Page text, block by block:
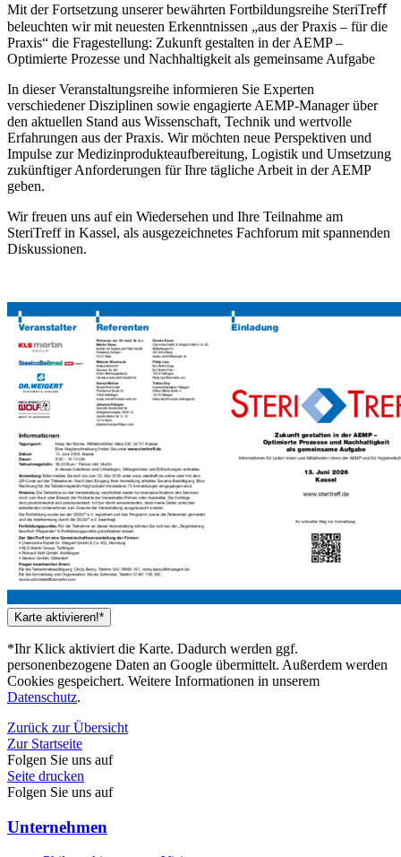
Mit der Fortsetzung unserer bewährten Fortbildungsreihe SteriTreﬀ
beleuchten wir mit neuesten Erkenntnissen „aus der Praxis – für die
Praxis“ die Fragestellung: Zukunft gestalten in der AEMP –
Optimierte Prozesse und Nachhaltigkeit als gemeinsame Aufgabe
In dieser Veranstaltungsreihe informieren Sie Experten
verschiedener Disziplinen sowie engagierte AEMP-Manager über
den aktuellen Stand aus Wissenschaft, Technik und wertvolle
Erfahrungen aus der Praxis. Wir möchten neue Perspektiven und
Impulse zur Medizinprodukteaufbereitung, Logistik und Umsetzung
zukünftiger Anforderungen für Ihre tägliche Arbeit in der AEMP
geben.
Wir freuen uns auf ein Wiedersehen und Ihre Teilnahme am
SteriTreff in Kassel, als ausgezeichnetes Fachforum mit spannenden
Diskussionen.
Karte aktivieren!*
*Ihr Klick aktiviert die Karte. Dadurch werden ggf.
personenbezogene Daten an Google übermittelt. Außerdem werden
Cookies gespeichert. Weitere Informationen in unserem
Datenschutz.
Zurück zur Übersicht
Zur Startseite
Folgen Sie uns auf
Seite drucken
Folgen Sie uns auf
Unternehmen